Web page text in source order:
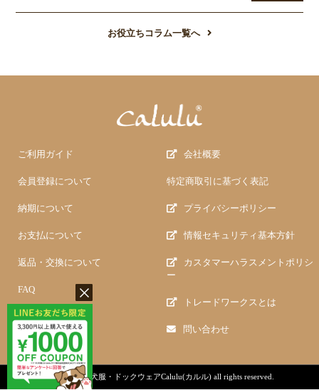
お役立ちコラム一覧へ
ご利用ガイド
会員登録について
納期について
お支払について
返品・交換について
FAQ
会社概要
特定商取引に基づく表記
プライバシーポリシー
情報セキュリティ基本方針
カスタマーハラスメントポリシ
ー
トレードワークスとは
問い合わせ
copyright (c)犬服・ドックウェアCalulu(カルル) all rights reserved.